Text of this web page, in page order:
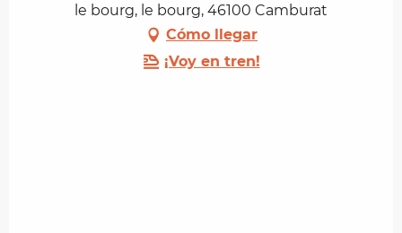
le bourg, le bourg, 46100 Camburat
Cómo llegar
¡Voy en tren!